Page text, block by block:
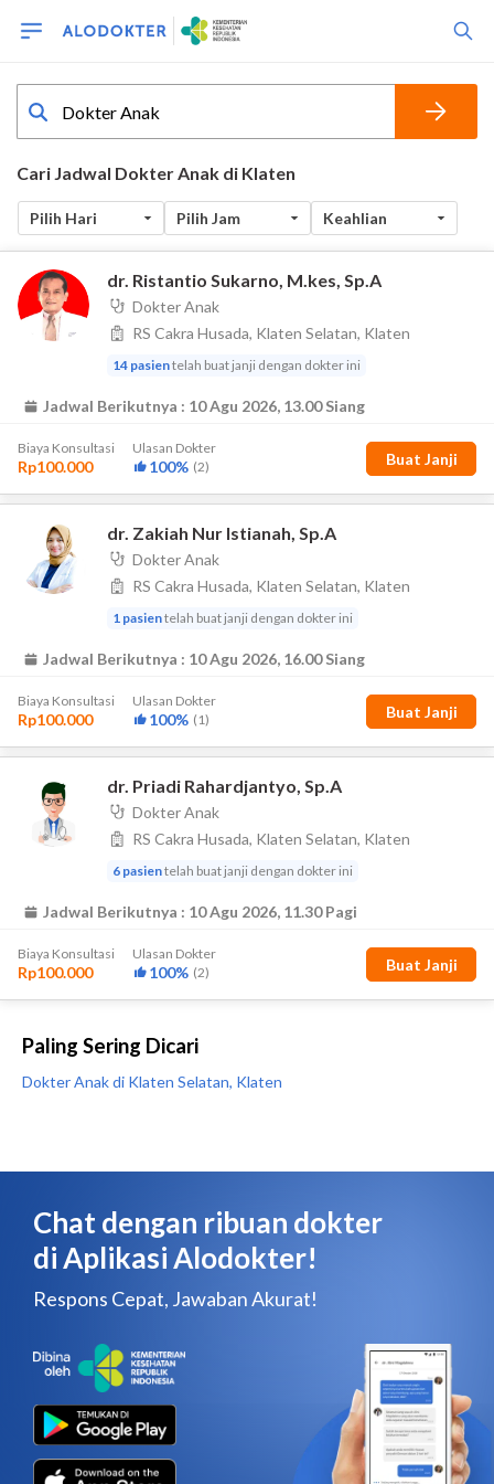
Paling Sering Dicari
Dokter Anak di Klaten Selatan, Klaten